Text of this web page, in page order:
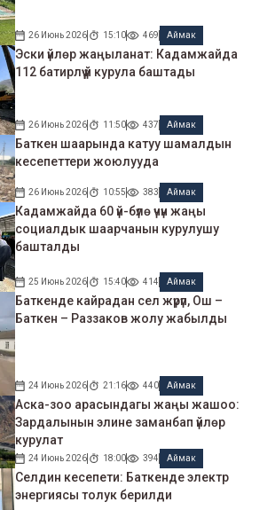
26 Июнь 2026 15:10 469 Аймак
Эски үйлөр жаңыланат: Кадамжайда
112 батирлүү үй курула баштады
26 Июнь 2026 11:50 437 Аймак
Баткен шаарында катуу шамалдын
кесепеттери жоюлууда
26 Июнь 2026 10:55 383 Аймак
Кадамжайда 60 үй-бүлө үчүн жаңы
социалдык шаарчанын курулушу
башталды
25 Июнь 2026 15:40 414 Аймак
Баткенде кайрадан сел жүрүп, Ош –
Баткен – Раззаков жолу жабылды
24 Июнь 2026 21:16 440 Аймак
Аска-зоо арасындагы жаңы жашоо:
Зардалынын элине заманбап үйлөр
курулат
24 Июнь 2026 18:00 394 Аймак
Селдин кесепети: Баткенде электр
энергиясы толук берилди